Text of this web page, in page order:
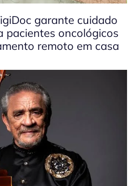
garante cuidado
pacientes oncológicos
remoto em casa